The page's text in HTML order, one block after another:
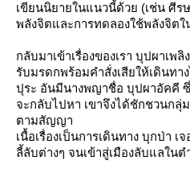
เขียนนิยายในแนวนี้ด้วย (เช่น ศีร
พลังจิตและการทดลองใช้พลังจิต
กลับมาเข้าเรื่องของเรา บุปผาเพ
รับมรดกพร้อมคำสั่งเสียให้เดินท
ปุระ อันมีนางพญาชื่อ บุปผาอัคคี
จะกลับไปหา เขาจึงได้ชักชวนกลุ่
ตามสัญญา
เนื้อเรื่องเป็นการเดินทาง บุกป่า เ
ลี้ลับต่างๆ จนเข้าสู่เมืองลับแลในต